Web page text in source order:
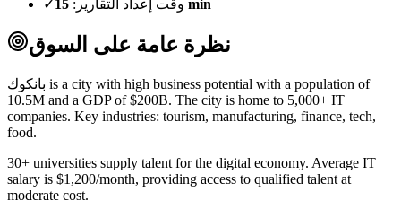
✓ وقت إعداد التقارير: 15 min
نظرة عامة على السوق
بانكوك is a city with high business potential with a population of
10.5M and a GDP of $200B. The city is home to 5,000+ IT
companies. Key industries: tourism, manufacturing, finance, tech,
food.
30+ universities supply talent for the digital economy. Average IT
salary is $1,200/month, providing access to qualified talent at
moderate cost.